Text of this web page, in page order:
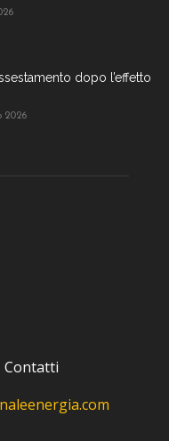
dopo l’effetto
2026
Contatti